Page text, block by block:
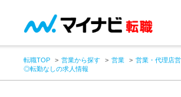
転職TOP 営業から探す 営業 営業・代理店
◎転勤なしの求人情報